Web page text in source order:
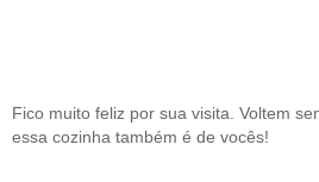
Fico muito feliz por sua visita. Voltem
essa cozinha também é de vocês!